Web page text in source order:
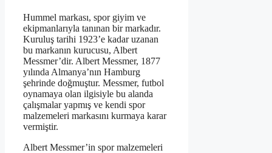
Hummel markası, spor giyim ve
ekipmanlarıyla tanınan bir markadır.
Kuruluş tarihi 1923’e kadar uzanan
bu markanın kurucusu, Albert
Messmer’dir. Albert Messmer, 1877
yılında Almanya’nın Hamburg
şehrinde doğmuştur. Messmer, futbol
oynamaya olan ilgisiyle bu alanda
çalışmalar yapmış ve kendi spor
malzemeleri markasını kurmaya karar
vermiştir.
Albert Messmer’in spor malzemeleri